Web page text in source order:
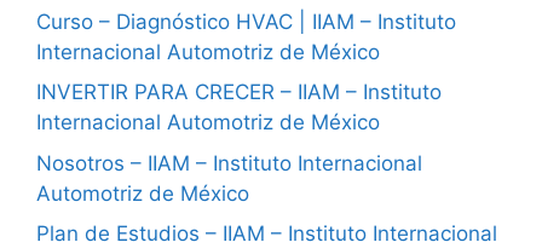
Curso – Diagnóstico HVAC | IIAM – Instituto
Internacional Automotriz de México
INVERTIR PARA CRECER – IIAM – Instituto
Internacional Automotriz de México
Nosotros – IIAM – Instituto Internacional
Automotriz de México
Plan de Estudios – IIAM – Instituto Internacional